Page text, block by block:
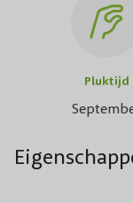
Pluktijd